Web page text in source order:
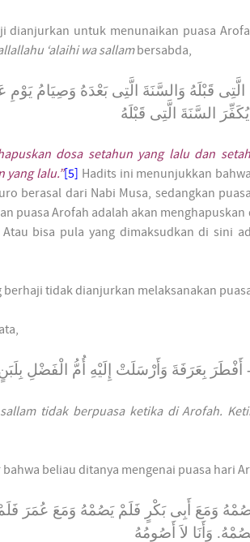
dianjurkan untuk menunaikan puasa
‘alaihi wa sallambersabda,
قَبْلَهُ وَالسَّنَةَ الَّتِى بَعْدَهُ وَصِيَامُ
يُكَفِّرَ السَّنَةَ الَّتِى قَبْلَهُ
dosa setahun yang lalu dan
yang lalu.”[5] Hadits ini menunjukkan
berasal dari Nabi Musa, sedangkan
puasa Arofah adalah akan
bisa pula yang dimaksudkan di sini
berhaji tidak dianjurkan melaksanakan
أَفْطَرَ بِعَرَفَةَ وَأَرْسَلَتْ إِلَيْهِ أُمُّ الْفَضْلِ
tidak berpuasa ketika di Arofah.
beliau ditanya mengenai puasa hari
وَمَعَ أَبِى بَكْرٍ فَلَمْ يَصُمْهُ وَمَعَ عُمَرَ
وَأَنَا لاَ أَصُومُهُ